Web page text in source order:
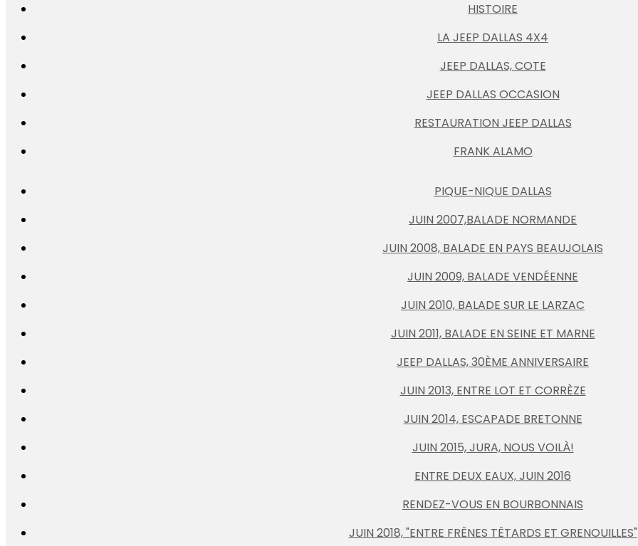
HISTOIRE
LA JEEP DALLAS 4X4
JEEP DALLAS, COTE
JEEP DALLAS OCCASION
RESTAURATION JEEP DALLAS
FRANK ALAMO
PIQUE-NIQUE DALLAS
JUIN 2007,BALADE NORMANDE
JUIN 2008, BALADE EN PAYS BEAUJOLAIS
JUIN 2009, BALADE VENDÉENNE
JUIN 2010, BALADE SUR LE LARZAC
JUIN 2011, BALADE EN SEINE ET MARNE
JEEP DALLAS, 30ÈME ANNIVERSAIRE
JUIN 2013, ENTRE LOT ET CORRÈZE
JUIN 2014, ESCAPADE BRETONNE
JUIN 2015, JURA, NOUS VOILÀ!
ENTRE DEUX EAUX, JUIN 2016
RENDEZ-VOUS EN BOURBONNAIS
JUIN 2018, "ENTRE FRÊNES TÊTARDS ET GRENOUILLES"